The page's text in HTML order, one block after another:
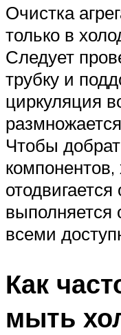
Очистка
только в
Следует
трубку и
циркуляция
Чтобы
выполняется
всеми
Как
мыть